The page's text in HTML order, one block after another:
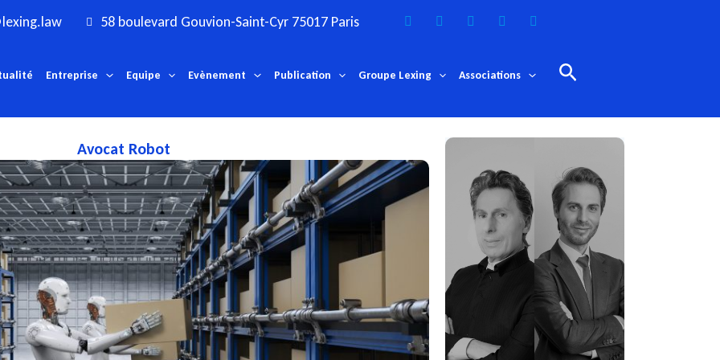
58 boulevard Gouvion-Saint-Cyr 75017 Paris
Entreprise Equipe Evènement Publication Groupe Lexing Associations Rechercher
Avocat Robot